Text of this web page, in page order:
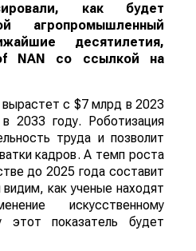
как будет
агропромышленный
десятилетия,
NAN
со ссылкой на
с $7 млрд в 2023
2033 году. Роботизация
труда и позволит
кадров. А темп роста
до 2025 года составит
как ученые находят
искусственному
этот показатель будет